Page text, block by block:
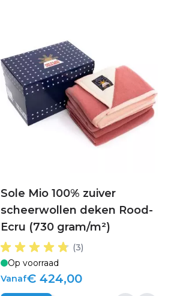
Sole Mio 100% zuiver
scheerwollen deken Rood-
Ecru (730 gram/m²)
(3)
Op voorraad
Vanaf€ 424,00